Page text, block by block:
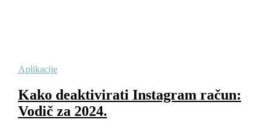
Aplikacije
Kako deaktivirati Instagram račun:
Vodič za 2024.